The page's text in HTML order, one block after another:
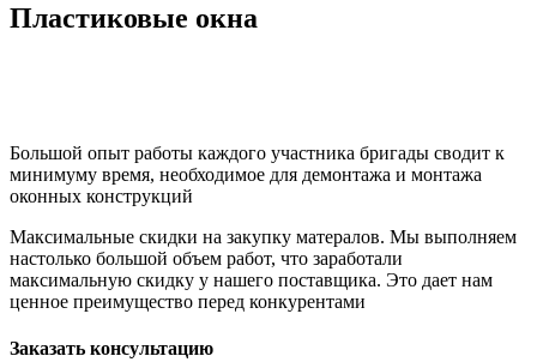
Пластиковые окна
Большой опыт работы каждого участника бригады сводит к
минимуму время, необходимое для демонтажа и монтажа
оконных конструкций
Максимальные скидки на закупку матералов. Мы выполняем
настолько большой объем работ, что заработали
максимальную скидку у нашего поставщика. Это дает нам
ценное преимущество перед конкурентами
Заказать консультацию